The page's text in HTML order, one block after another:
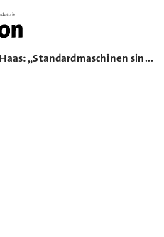
Interview Haas: „Standardmaschinen sind oft ausreichend“